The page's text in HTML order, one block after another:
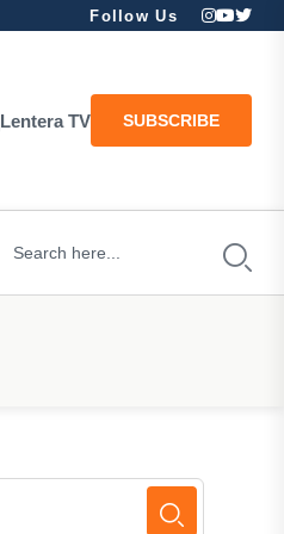
Follow Us
Lentera TV SUBSCRIBE